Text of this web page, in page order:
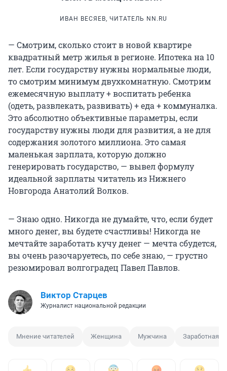
ИВАН ВЕСЯЕВ, ЧИТАТЕЛЬ NN.RU
— Смотрим, сколько стоит в новой квартире
квадратный метр жилья в регионе. Ипотека на 10
лет. Если государству нужны нормальные люди,
то смотрим минимум двухкомнатную. Смотрим
ежемесячную выплату + воспитать ребенка
(одеть, развлекать, развивать) + еда + коммуналка.
Это абсолютно объективные параметры, если
государству нужны люди для развития, а не для
содержания золотого миллиона. Это самая
маленькая зарплата, которую должно
генерировать государство, — вывел формулу
идеальной зарплаты читатель из Нижнего
Новгорода Анатолий Волков.
— Знаю одно. Никогда не думайте, что, если будет
много денег, вы будете счастливы! Никогда не
мечтайте заработать кучу денег — мечта сбудется,
вы очень разочаруетесь, по себе знаю, — грустно
резюмировал волгоградец Павел Павлов.
Виктор Старцев
Журналист национальной редакции
Мнение читателей Женщина Мужчина Заработная